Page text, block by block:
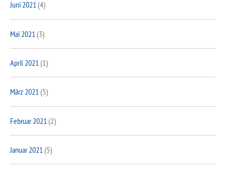
Juni 2021(4)
Mai 2021 (3)
April 2021(1)
März 2021(5)
Februar 2021 (2)
Januar 2021(5)